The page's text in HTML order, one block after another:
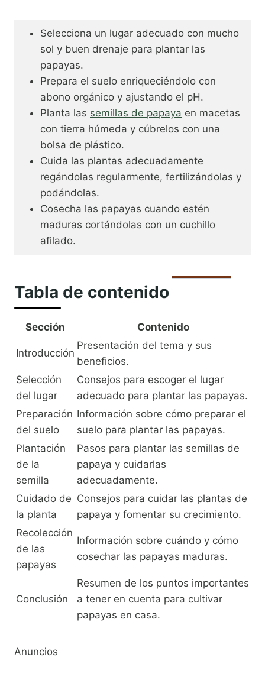
Selecciona un lugar adecuado con mucho
sol y buen drenaje para plantar las
papayas.
Prepara el suelo enriqueciéndolo con
abono orgánico y ajustando el pH.
Planta las semillas de papaya en macetas
con tierra húmeda y cúbrelos con una
bolsa de plástico.
Cuida las plantas adecuadamente
regándolas regularmente, fertilizándolas y
podándolas.
Cosecha las papayas cuando estén
maduras cortándolas con un cuchillo
afilado.
Tabla de contenido
Sección Contenido
Introducción
Presentación del tema y sus
beneficios.
Selección
del lugar
Consejos para escoger el lugar
adecuado para plantar las papayas.
Preparación
del suelo
Información sobre cómo preparar el
suelo para plantar las papayas.
Plantación
de la
semilla
Pasos para plantar las semillas de
papaya y cuidarlas
adecuadamente.
Cuidado de
la planta
Consejos para cuidar las plantas de
papaya y fomentar su crecimiento.
Recolección
de las
papayas
Información sobre cuándo y cómo
cosechar las papayas maduras.
Conclusión
Resumen de los puntos importantes
a tener en cuenta para cultivar
papayas en casa.
Anuncios